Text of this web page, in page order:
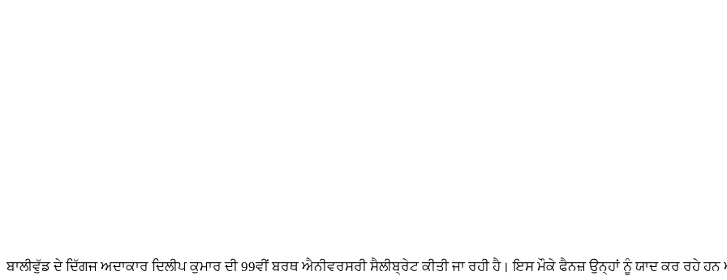
ਬਾਲੀਵੁੱਡ ਦੇ ਦਿੱਗਜ ਅਦਾਕਾਰ ਦਿਲੀਪ ਕੁਮਾਰ ਦੀ 99ਵੀਂ ਬਰਥ ਐਨੀਵਰਸਰੀ ਸੈਲੀਬ੍ਰੇਟ ਕੀਤੀ ਜਾ ਰਹੀ ਹੈ। ਇਸ ਮੌਕੇ ਫੈਨਜ਼ ਉਨ੍ਹਾਂ ਨੂੰ ਯਾਦ ਕਰ ਰਹੇ